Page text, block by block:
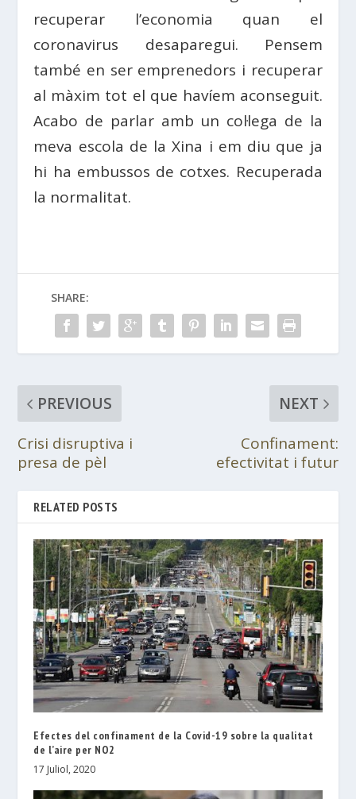
recuperar l’economia quan el
coronavirus desaparegui. Pensem
també en ser emprenedors i recuperar
al màxim tot el que havíem aconseguit.
Acabo de parlar amb un col·lega de la
meva escola de la Xina i em diu que ja
hi ha embussos de cotxes. Recuperada
la normalitat.
SHARE:
PREVIOUS
Crisi disruptiva i
presa de pèl
NEXT
Confinament:
efectivitat i futur
RELATED POSTS
Efectes del confinament de la Covid-19 sobre la qualitat
de l’aire per NO2
17 Juliol, 2020